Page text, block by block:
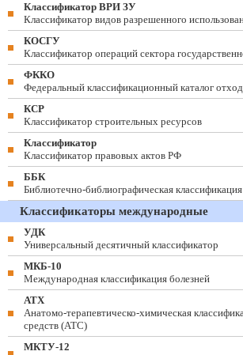
Классификатор ВРИ ЗУ
Классификатор видов разрешенного
КОСГУ
Классификатор операций сектора
ФККО
Федеральный классификационный каталог
КСР
Классификатор строительных ресурсов
Классификатор
Классификатор правовых актов РФ
ББК
Библиотечно-библиографическая классификация
Классификаторы международные
УДК
Универсальный десятичный классификатор
МКБ-10
Международная классификация болезней
АТХ
Анатомо-терапевтическо-химическая
средств (ATC)
МКТУ-12